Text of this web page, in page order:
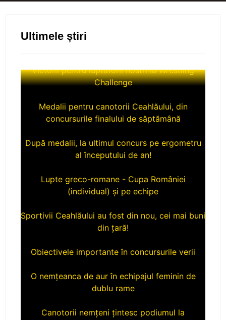
Ultimele știri
Challenge
concursurile finalului de săptămână
al începutului de an!
(individual) și pe echipe
din țară!
dublu rame
Campionatul Mondial